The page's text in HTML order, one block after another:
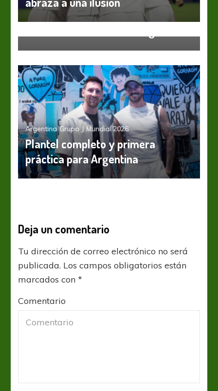
Colombia; adiós al sueño
Argentina Grupo J Mundial 2026
Plantel completo y primera
práctica para Argentina
Deja un comentario
Tu dirección de correo electrónico no será
publicada. Los campos obligatorios están
marcados con*
Comentario